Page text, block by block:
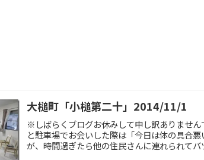
大槌町「小槌第二十」2014/11/1
※しばらくブログお休みして申し訳ありませ
と駐車場でお会いした際は「今日は体の具合
が、時間過ぎたら他の住民さんに連れられて